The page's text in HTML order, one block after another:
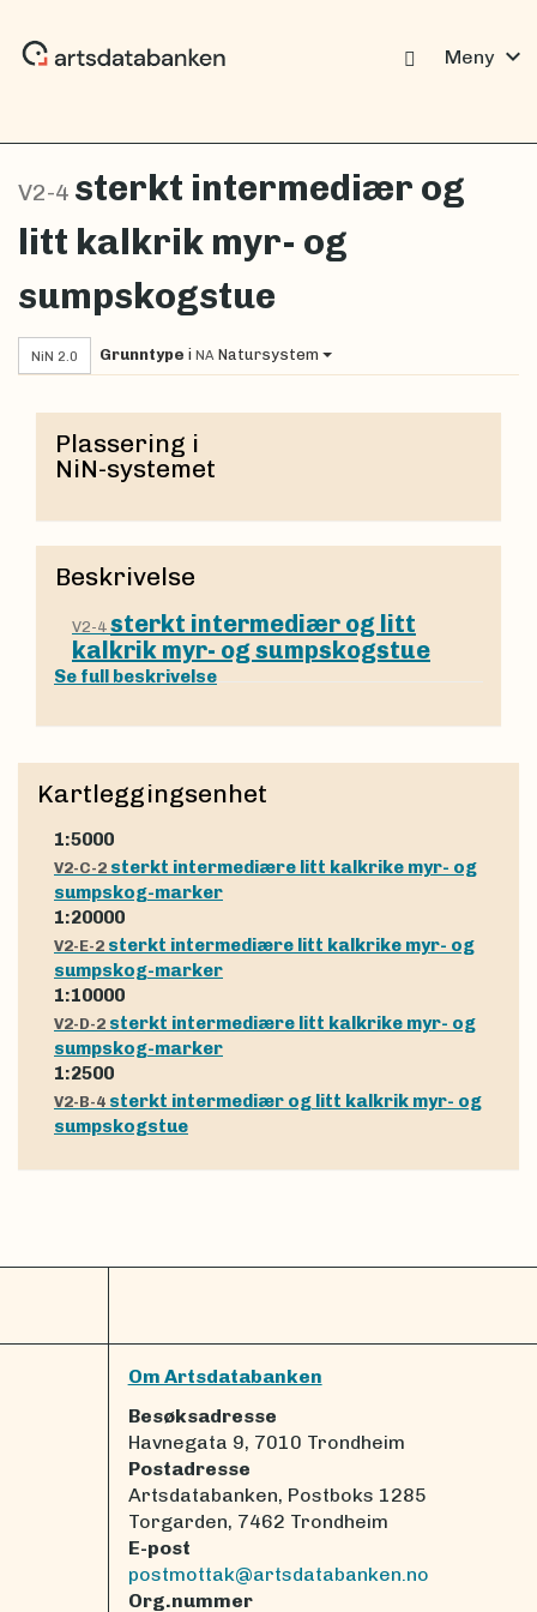
Meny expand_more
V2-4 sterkt intermediær og
litt kalkrik myr- og
sumpskogstue
NiN 2.0 Grunntype i NA Natursystem
Plassering i
NiN-systemet
Beskrivelse
V2-4 sterkt intermediær og litt
kalkrik myr- og sumpskogstue
Se full beskrivelse
Kartleggingsenhet
1:5000
V2-C-2 sterkt intermediære litt kalkrike myr- og
sumpskog-marker
1:20000
V2-E-2 sterkt intermediære litt kalkrike myr- og
sumpskog-marker
1:10000
V2-D-2 sterkt intermediære litt kalkrike myr- og
sumpskog-marker
1:2500
V2-B-4 sterkt intermediær og litt kalkrik myr- og
sumpskogstue
Om Artsdatabanken
Besøksadresse
Havnegata 9, 7010 Trondheim
Postadresse
Artsdatabanken, Postboks 1285
Torgarden, 7462 Trondheim
E-post
postmottak@artsdatabanken.no
Org.nummer